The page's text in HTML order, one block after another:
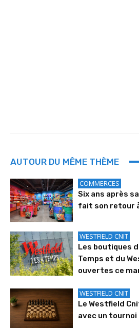
AUTOUR DU MÊME THÈME
COMMERCES
Six ans après
fait son retour
WESTFIELD CNIT
Les boutiques
Temps et du
ouvertes ce
WESTFIELD CNIT
Le Westfield
avec un